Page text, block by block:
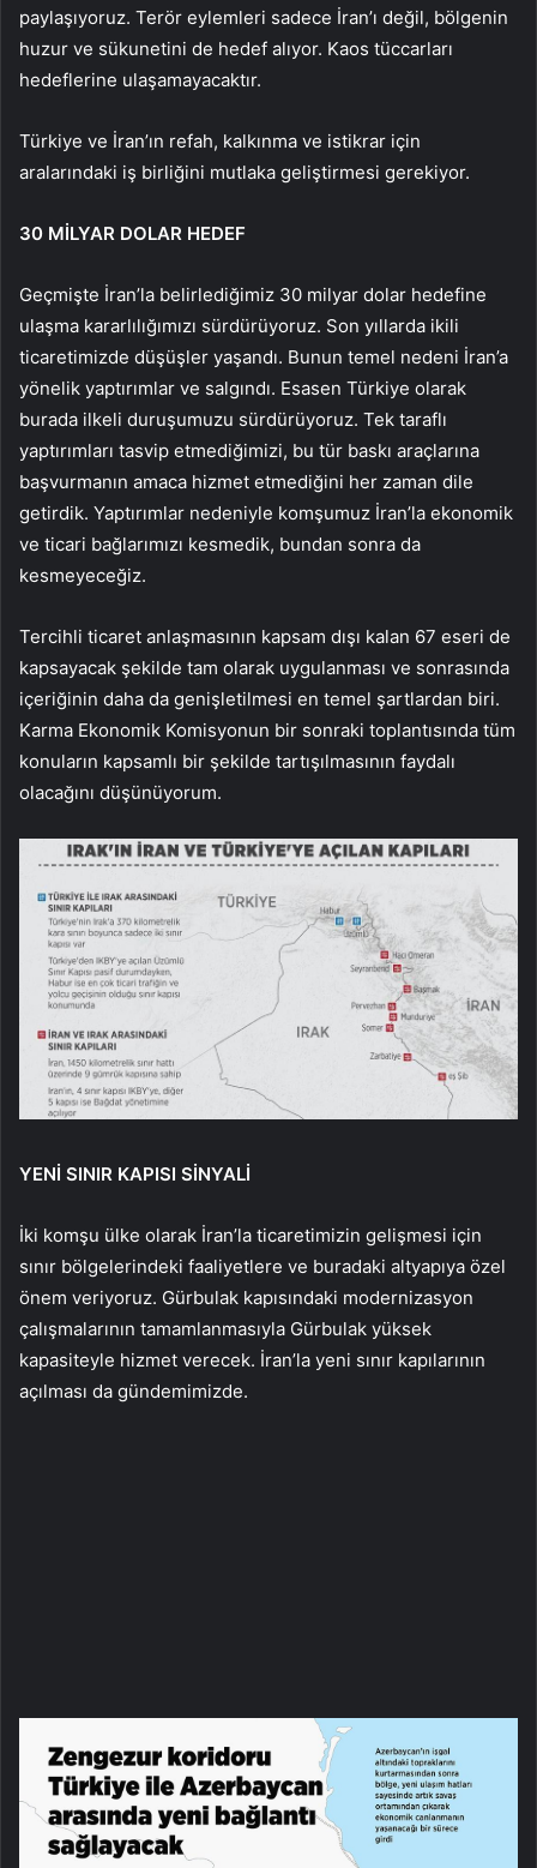
paylaşıyoruz. Terör eylemleri sadece İran’ı değil, bölgenin
huzur ve sükunetini de hedef alıyor. Kaos tüccarları
hedeflerine ulaşamayacaktır.
Türkiye ve İran’ın refah, kalkınma ve istikrar için
aralarındaki iş birliğini mutlaka geliştirmesi gerekiyor.
30 MİLYAR DOLAR HEDEF
Geçmişte İran’la belirlediğimiz 30 milyar dolar hedefine
ulaşma kararlılığımızı sürdürüyoruz. Son yıllarda ikili
ticaretimizde düşüşler yaşandı. Bunun temel nedeni İran’a
yönelik yaptırımlar ve salgındı. Esasen Türkiye olarak
burada ilkeli duruşumuzu sürdürüyoruz. Tek taraflı
yaptırımları tasvip etmediğimizi, bu tür baskı araçlarına
başvurmanın amaca hizmet etmediğini her zaman dile
getirdik. Yaptırımlar nedeniyle komşumuz İran’la ekonomik
ve ticari bağlarımızı kesmedik, bundan sonra da
kesmeyeceğiz.
Tercihli ticaret anlaşmasının kapsam dışı kalan 67 eseri de
kapsayacak şekilde tam olarak uygulanması ve sonrasında
içeriğinin daha da genişletilmesi en temel şartlardan biri.
Karma Ekonomik Komisyonun bir sonraki toplantısında tüm
konuların kapsamlı bir şekilde tartışılmasının faydalı
olacağını düşünüyorum.
YENİ SINIR KAPISI SİNYALİ
İki komşu ülke olarak İran’la ticaretimizin gelişmesi için
sınır bölgelerindeki faaliyetlere ve buradaki altyapıya özel
önem veriyoruz. Gürbulak kapısındaki modernizasyon
çalışmalarının tamamlanmasıyla Gürbulak yüksek
kapasiteyle hizmet verecek. İran’la yeni sınır kapılarının
açılması da gündemimizde.